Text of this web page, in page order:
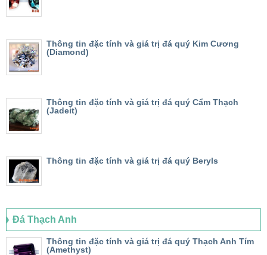
Thông tin đặc tính và giá trị đá quý Kim Cương
(Diamond)
Thông tin đặc tính và giá trị đá quý Cẩm Thạch
(Jadeit)
Thông tin đặc tính và giá trị đá quý Beryls
Đá Thạch Anh
Thông tin đặc tính và giá trị đá quý Thạch Anh Tím
(Amethyst)